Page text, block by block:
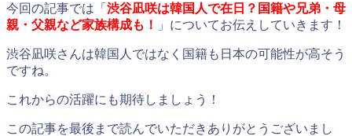
今回の記事では「 渋谷凪咲は韓国人で在日？国籍や兄弟・母
親・父親など家族構成も！
」についてお伝えしていきます！
渋谷凪咲さんは韓国人ではなく国籍も日本の可能性が高そう
ですね。
これからの活躍にも期待しましょう！
この記事を最後まで読んでいただきありがとうございまし